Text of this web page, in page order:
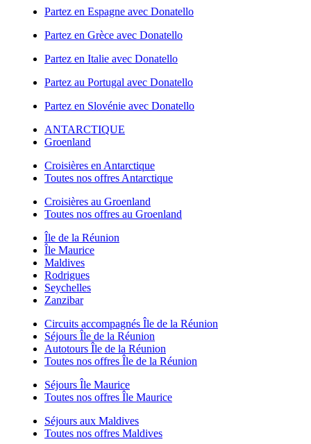
Partez en Espagne avec Donatello
Partez en Grèce avec Donatello
Partez en Italie avec Donatello
Partez au Portugal avec Donatello
Partez en Slovénie avec Donatello
ANTARCTIQUE
Groenland
Croisières en Antarctique
Toutes nos offres Antarctique
Croisières au Groenland
Toutes nos offres au Groenland
Île de la Réunion
Île Maurice
Maldives
Rodrigues
Seychelles
Zanzibar
Circuits accompagnés Île de la Réunion
Séjours Île de la Réunion
Autotours Île de la Réunion
Toutes nos offres Île de la Réunion
Séjours Île Maurice
Toutes nos offres Île Maurice
Séjours aux Maldives
Toutes nos offres Maldives